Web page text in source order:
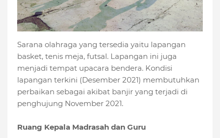
Sarana olahraga yang tersedia yaitu lapangan
basket, tenis meja, futsal. Lapangan ini juga
menjadi tempat upacara bendera. Kondisi
lapangan terkini (Desember 2021) membutuhkan
perbaikan sebagai akibat banjir yang terjadi di
penghujung November 2021.
Ruang Kepala Madrasah dan Guru